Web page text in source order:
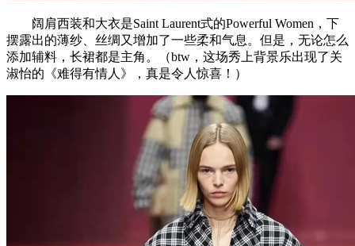
阔肩西装和大衣是Saint Laurent式的Powerful Women，下
摆露出的薄纱、丝绸又增加了一些柔和气息。但是，无论怎么
添加辅料，长裙都是主角。（btw，这场秀上背景乐出现了关
淑怡的《难得有情人》，真是令人惊喜！）